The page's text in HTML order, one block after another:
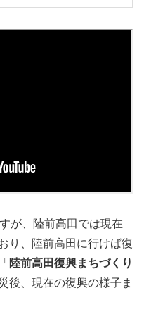
が、陸前高田では現在
り、陸前高田に行けば復
陸前高田復興まちづくり
後、現在の復興の様子ま